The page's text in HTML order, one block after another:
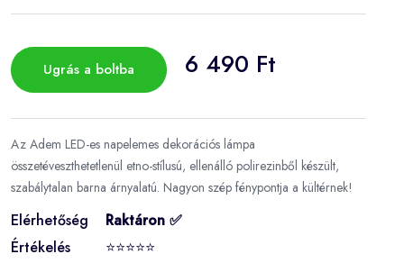
Ugrás a boltba 6 490 Ft
Az Adem LED-es napelemes dekorációs lámpa
összetéveszthetetlenül etno-stílusú, ellenálló polirezinből készült,
szabálytalan barna árnyalatú. Nagyon szép fénypontja a kültérnek!
Elérhetőség
Raktáron ✅
Értékelés
⭐⭐⭐⭐⭐